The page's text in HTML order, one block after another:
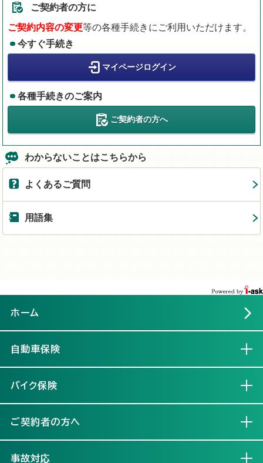
ご契約者の方に
ご契約内容の変更等の各種手続きにご利用いただけます。
今すぐ手続き
マイページログイン
各種手続きのご案内
ご契約者の方へ
わからないことはこちらから
よくあるご質問
用語集
ホーム
自動車保険
バイク保険
ご契約者の方へ
事故対応